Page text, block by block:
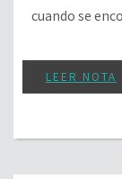
cuando se
LEER NOTA